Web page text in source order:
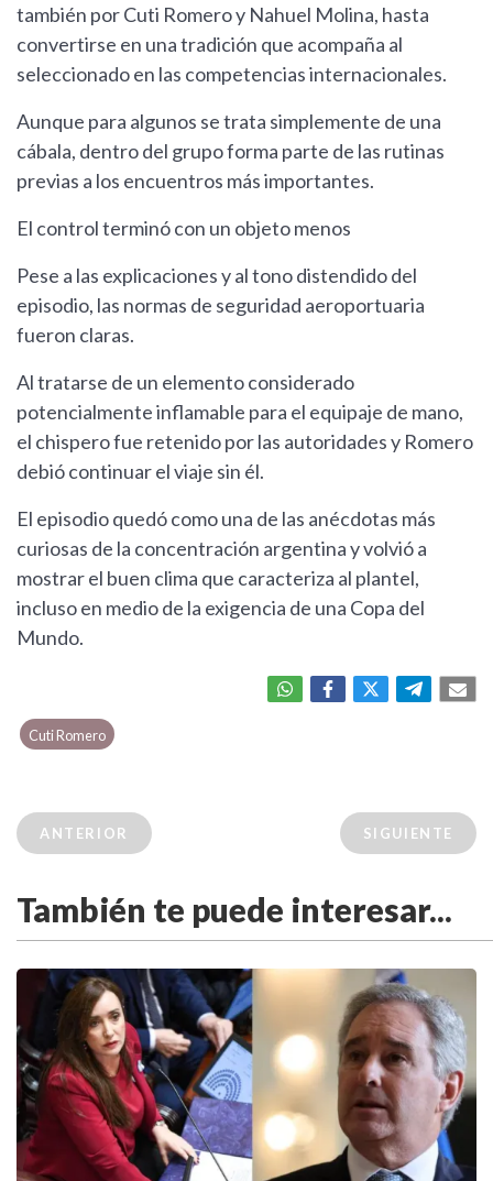
también por Cuti Romero y Nahuel Molina, hasta
convertirse en una tradición que acompaña al
seleccionado en las competencias internacionales.
Aunque para algunos se trata simplemente de una
cábala, dentro del grupo forma parte de las rutinas
previas a los encuentros más importantes.
El control terminó con un objeto menos
Pese a las explicaciones y al tono distendido del
episodio, las normas de seguridad aeroportuaria
fueron claras.
Al tratarse de un elemento considerado
potencialmente inflamable para el equipaje de mano,
el chispero fue retenido por las autoridades y Romero
debió continuar el viaje sin él.
El episodio quedó como una de las anécdotas más
curiosas de la concentración argentina y volvió a
mostrar el buen clima que caracteriza al plantel,
incluso en medio de la exigencia de una Copa del
Mundo.
Cuti Romero
ANTERIOR SIGUIENTE
También te puede interesar...